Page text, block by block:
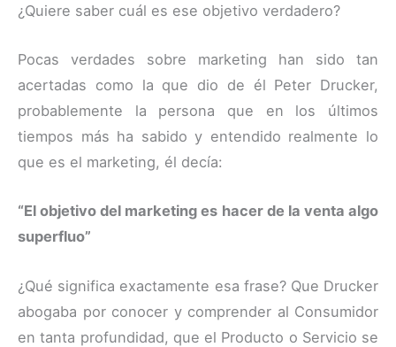
¿Quiere saber cuál es ese objetivo verdadero?
Pocas verdades sobre marketing han sido tan
acertadas como la que dio de él Peter Drucker,
probablemente la persona que en los últimos
tiempos más ha sabido y entendido realmente lo
que es el marketing, él decía:
“El objetivo del marketing es hacer de la venta algo
superfluo”
¿Qué significa exactamente esa frase? Que Drucker
abogaba por conocer y comprender al Consumidor
en tanta profundidad, que el Producto o Servicio se